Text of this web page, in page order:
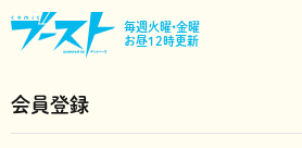
毎週火曜•金曜
お昼12時更新
会員登録